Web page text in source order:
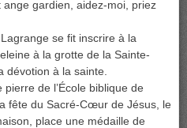
gardien, aidez-moi, priez
se fit inscrire à la
à la grotte de la Sainte-
dévotion à la sainte.
de l’École biblique de
fête du Sacré-Cœur de Jésus, le
place une médaille de